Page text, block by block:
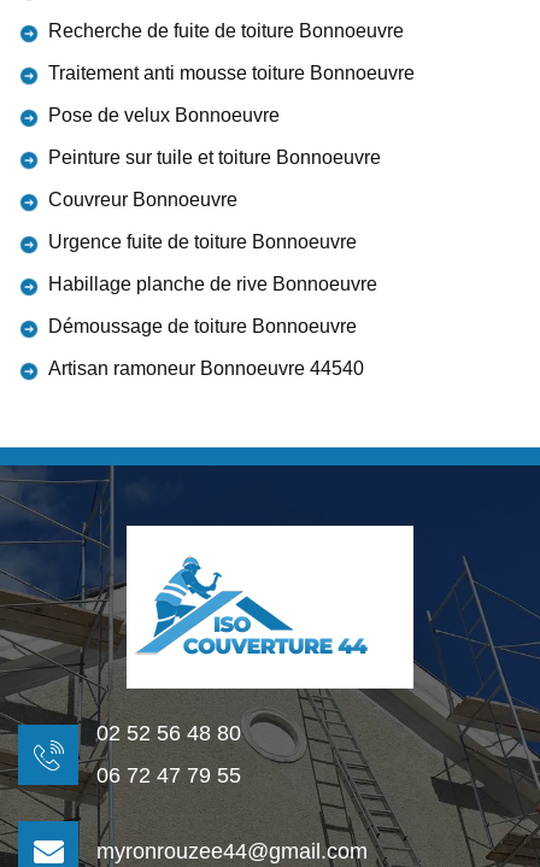
Recherche de fuite de toiture Bonnoeuvre
Traitement anti mousse toiture Bonnoeuvre
Pose de velux Bonnoeuvre
Peinture sur tuile et toiture Bonnoeuvre
Couvreur Bonnoeuvre
Urgence fuite de toiture Bonnoeuvre
Habillage planche de rive Bonnoeuvre
Démoussage de toiture Bonnoeuvre
Artisan ramoneur Bonnoeuvre 44540
02 52 56 48 80
06 72 47 79 55
myronrouzee44@gmail.com